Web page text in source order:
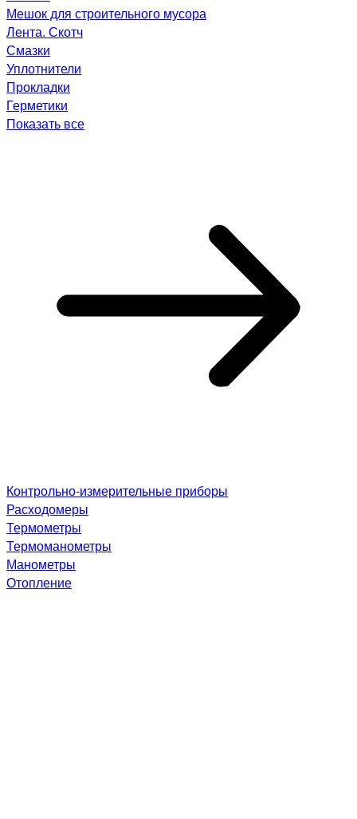
Мешок для строительного мусора
Лента. Скотч
Смазки
Уплотнители
Прокладки
Герметики
Показать все
Контрольно-измерительные приборы
Расходомеры
Термометры
Термоманометры
Манометры
Отопление